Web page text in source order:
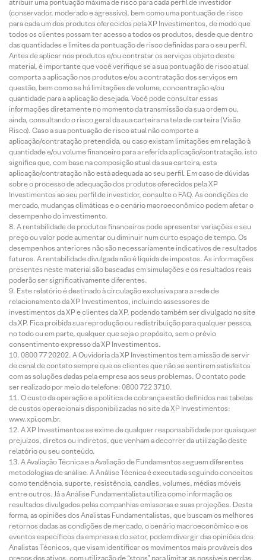
atribuir uma pontuação máxima de risco para cada perfil de investidor
(conservador, moderado e agressivo), bem como uma pontuação de risco
para cada um dos produtos oferecidos pela XP Investimentos, de modo que
todos os clientes possam ter acesso a todos os produtos, desde que dentro
das quantidades e limites da pontuação de risco definidas para o seu perfil.
Antes de aplicar nos produtos e/ou contratar os serviços objeto deste
material, é importante que você verifique se a sua pontuação de risco atual
comporta a aplicação nos produtos e/ou a contratação dos serviços em
questão, bem como se há limitações de volume, concentração e/ou
quantidade para a aplicação desejada. Você pode consultar essas
informações diretamente no momento da transmissão da sua ordem ou,
ainda, consultando o risco geral da sua carteira na tela de carteira (Visão
Risco). Caso a sua pontuação de risco atual não comporte a
aplicação/contratação pretendida, ou caso existam limitações em relação à
quantidade e/ou volume financeiro para a referida aplicação/contratação, isto
significa que, com base na composição atual da sua carteira, esta
aplicação/contratação não está adequada ao seu perfil. Em caso de dúvidas
sobre o processo de adequação dos produtos oferecidos pela XP
Investimentos ao seu perfil de investidor, consulte o FAQ. As condições de
mercado, mudanças climáticas e o cenário macroeconômico podem afetar o
desempenho do investimento.
A rentabilidade de produtos financeiros pode apresentar variações e seu
preço ou valor pode aumentar ou diminuir num curto espaço de tempo. Os
desempenhos anteriores não são necessariamente indicativos de resultados
futuros. A rentabilidade divulgada não é líquida de impostos. As informações
presentes neste material são baseadas em simulações e os resultados reais
poderão ser significativamente diferentes.
Este relatório é destinado à circulação exclusiva para a rede de
relacionamento da XP Investimentos, incluindo assessores de
investimentos da XP e clientes da XP, podendo também ser divulgado no site
da XP. Fica proibida sua reprodução ou redistribuição para qualquer pessoa,
no todo ou em parte, qualquer que seja o propósito, sem o prévio
consentimento expresso da XP Investimentos.
0800 77 20202. A Ouvidoria da XP Investimentos tem a missão de servir
de canal de contato sempre que os clientes que não se sentirem satisfeitos
com as soluções dadas pela empresa aos seus problemas. O contato pode
ser realizado por meio do telefone: 0800 722 3710.
O custo da operação e a política de cobrança estão definidos nas tabelas
de custos operacionais disponibilizadas no site da XP Investimentos:
www.xpi.com.br.
A XP Investimentos se exime de qualquer responsabilidade por quaisquer
prejuízos, diretos ou indiretos, que venham a decorrer da utilização deste
relatório ou seu conteúdo.
A Avaliação Técnica e a Avaliação de Fundamentos seguem diferentes
metodologias de análise. A Análise Técnica é executada seguindo conceitos
como tendência, suporte, resistência, candles, volumes, médias móveis
entre outros. Já a Análise Fundamentalista utiliza como informação os
resultados divulgados pelas companhias emissoras e suas projeções. Desta
forma, as opiniões dos Analistas Fundamentalistas, que buscam os melhores
retornos dadas as condições de mercado, o cenário macroeconômico e os
eventos específicos da empresa e do setor, podem divergir das opiniões dos
Analistas Técnicos, que visam identificar os movimentos mais prováveis dos
preços dos ativos, com utilização de “stops” para limitar as possíveis perdas.